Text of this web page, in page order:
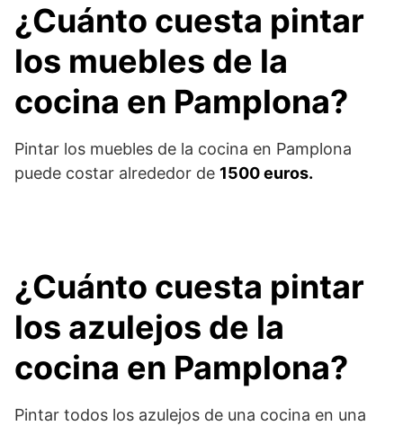
¿Cuánto cuesta pintar
los muebles de la
cocina en Pamplona?
Pintar los muebles de la cocina en Pamplona
puede costar alrededor de 1500 euros.
¿Cuánto cuesta pintar
los azulejos de la
cocina en Pamplona?
Pintar todos los azulejos de una cocina en una